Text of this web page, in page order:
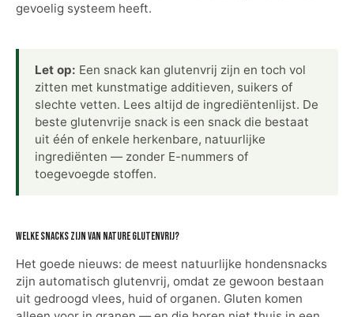
gevoelig systeem heeft.
Let op: Een snack kan glutenvrij zijn en toch vol
zitten met kunstmatige additieven, suikers of
slechte vetten. Lees altijd de ingrediëntenlijst. De
beste glutenvrije snack is een snack die bestaat
uit één of enkele herkenbare, natuurlijke
ingrediënten — zonder E-nummers of
toegevoegde stoffen.
Welke snacks zijn van nature glutenvrij?
Het goede nieuws: de meest natuurlijke hondensnacks
zijn automatisch glutenvrij, omdat ze gewoon bestaan
uit gedroogd vlees, huid of organen. Gluten komen